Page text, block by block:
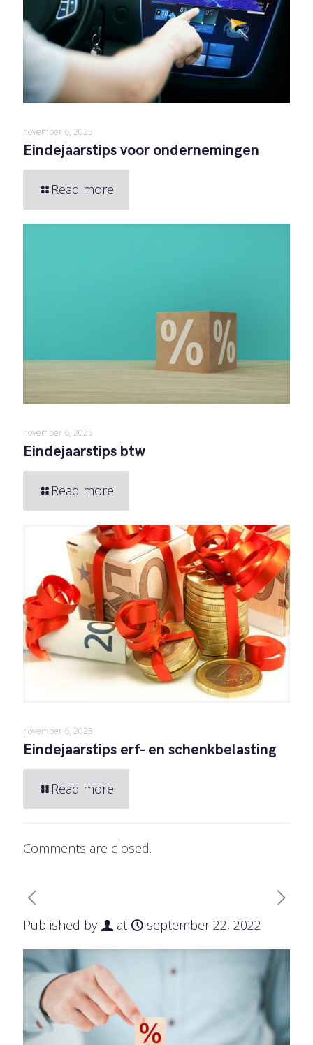
november 6, 2025
Eindejaarstips voor ondernemingen
Read more
november 6, 2025
Eindejaarstips btw
Read more
november 6, 2025
Eindejaarstips erf- en schenkbelasting
Read more
Comments are closed.
Published by at september 22, 2022